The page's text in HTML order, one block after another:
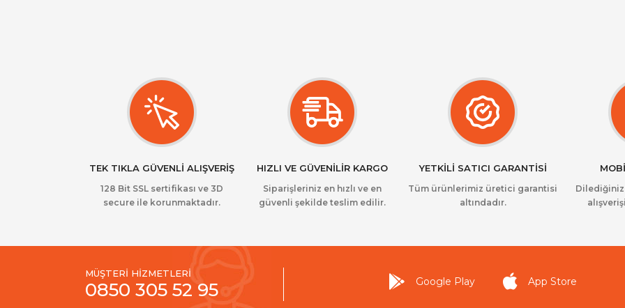
TEK TIKLA GÜVENLİ ALIŞVERİŞ
128 Bit SSL sertifikası ve 3D
secure ile korunmaktadır.
HIZLI VE GÜVENİLİR KARGO
Siparişleriniz en hızlı ve en
güvenli şekilde teslim edilir.
YETKİLİ SATICI GARANTİSİ
Tüm ürünlerimiz üretici garantisi
altındadır.
MÜŞTERİ HİZMETLERİ
0850 305 52 95 Google Play App Store